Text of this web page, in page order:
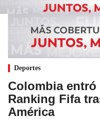
Deportes
Colombia entró
Ranking Fifa
América